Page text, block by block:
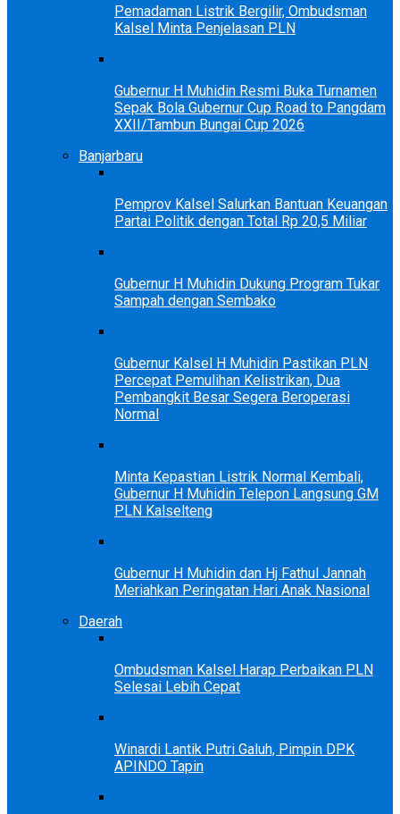
Pemadaman Listrik Bergilir, Ombudsman
Kalsel Minta Penjelasan PLN
Gubernur H Muhidin Resmi Buka Turnamen
Sepak Bola Gubernur Cup Road to Pangdam
XXII/Tambun Bungai Cup 2026
Banjarbaru
Pemprov Kalsel Salurkan Bantuan Keuangan
Partai Politik dengan Total Rp 20,5 Miliar
Gubernur H Muhidin Dukung Program Tukar
Sampah dengan Sembako
Gubernur Kalsel H Muhidin Pastikan PLN
Percepat Pemulihan Kelistrikan, Dua
Pembangkit Besar Segera Beroperasi
Normal
Minta Kepastian Listrik Normal Kembali,
Gubernur H Muhidin Telepon Langsung GM
PLN Kalselteng
Gubernur H Muhidin dan Hj Fathul Jannah
Meriahkan Peringatan Hari Anak Nasional
Daerah
Ombudsman Kalsel Harap Perbaikan PLN
Selesai Lebih Cepat
Winardi Lantik Putri Galuh, Pimpin DPK
APINDO Tapin